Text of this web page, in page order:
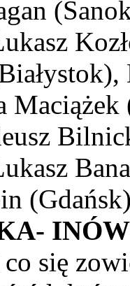
się